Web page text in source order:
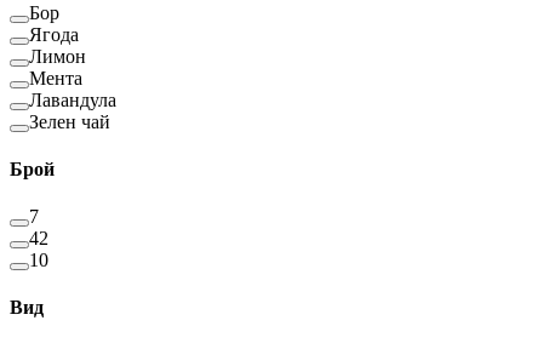
Бор
Ягода
Лимон
Мента
Лавандула
Зелен чай
Брой
7
42
10
Вид